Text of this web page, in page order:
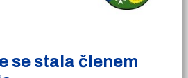
se stala členem